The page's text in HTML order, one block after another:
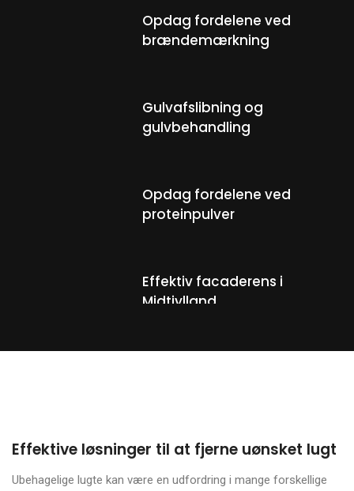
Opdag fordelene ved
brændemærkning
Gulvafslibning og
gulvbehandling
Opdag fordelene ved
proteinpulver
Effektiv facaderens i
Midtjylland
Funktionelle og æstetiske
detaljer til dit hjem
Effektive løsninger til at fjerne uønsket lugt
Ubehagelige lugte kan være en udfordring i mange forskellige